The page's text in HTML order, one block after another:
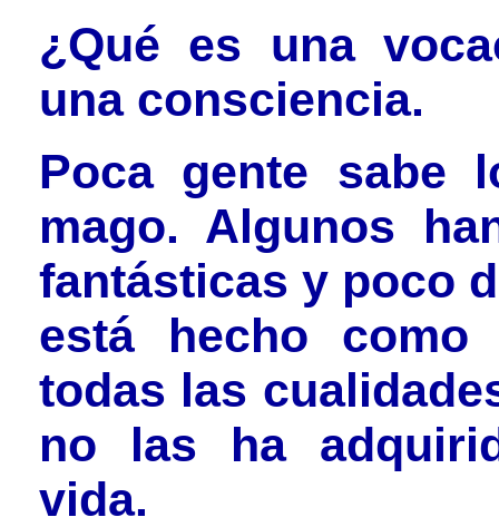
¿Qué es una
una consciencia.
Poca gente sabe
mago. Algunos
fantásticas y poco
está hecho
todas las
no las ha
vida.